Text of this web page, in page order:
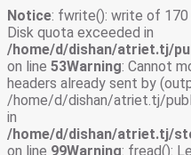
Notice: fwrite(): write of
Disk quota exceeded in
/home/d/dishan/atriet.tj/
on line 53Warning: Cannot
headers already sent by
/home/d/dishan/atriet.tj/
in
/home/d/dishan/atriet.tj/
on line 99Warning: fread():